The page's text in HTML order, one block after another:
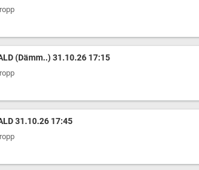
(Dämm..) 31.10.26 17:15
31.10.26 17:45